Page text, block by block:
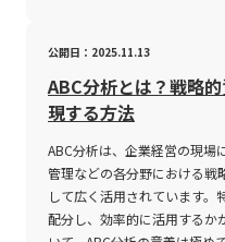
する企業のデジタル戦略を理
姿勢が重要となります。技
理、さらには人材育成まで、
が、将来的なリーダーシップを
め デジタルトランスフォーメーションは、単なる技術革新にとど
まらず、企業の全体像を刷新
ビジネス環境においては、最
な成長の源泉となっており、
値の創造、さらには企業文化
が明確になり、生産性の向上
可能性が高まる。 また、イ
観的な事実やデータに基づく
ーなどの視覚的手法の活用が
PDCAサイクルを短期間で回
解決と業務改善が実現される
ては、固定概念にとらわれず
れる。これにより、単に目の
的な変革を促進することが可
注意点 集中戦略は、経営資源を狭い市場に集中的に投入すること
で効果を発揮する一方で、い
す。まず第一に、ターゲット
企業が後から参入してくるリ
である場合、大企業が豊富な
で、これまで独占していたニ
す。その結果、利益率の低下
求められます。 次に、環境変化への脆弱性も集中戦略の大きな注
意点です。特定の市場に絞り
在するため、理解に時間を要
評価されない危険性がある。
て、反応が鈍いことが「話を
されがちである。こうした誤
なる弱点として捉えるのでは
いただきたい」といった前向
重要である。 また、情報を
として、文章や会議内容を
事業の実現可能性、実行可能
用いられる。フィジビリティ
される評価軸であり、市場の
け、さらに運用面でのリソー
的に検討する必要がある。
に際して、企画が単に斬新で
成立するかどうかを判断する
高いプロジェクトは、事前に
公開日：2025.11.13
ABC分析とは？戦略
現する方法
ABC分析は、企業経営の現場
管理などの各分野における戦
して広く活用されています。
配分し、効率的に活用するか